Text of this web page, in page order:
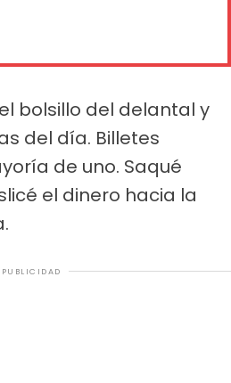
bolsillo del delantal y
del día. Billetes
de uno. Saqué
el dinero hacia la
PUBLICIDAD